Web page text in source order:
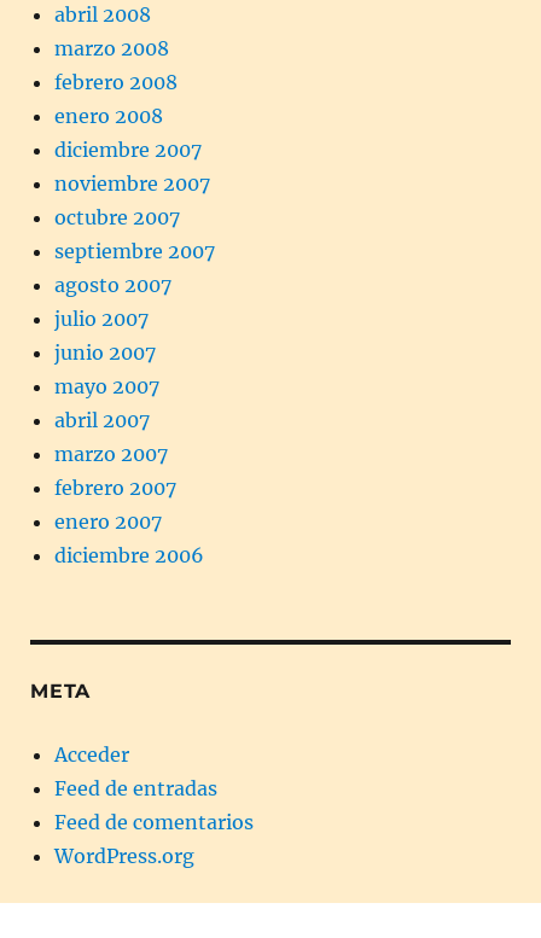
abril 2008
marzo 2008
febrero 2008
enero 2008
diciembre 2007
noviembre 2007
octubre 2007
septiembre 2007
agosto 2007
julio 2007
junio 2007
mayo 2007
abril 2007
marzo 2007
febrero 2007
enero 2007
diciembre 2006
META
Acceder
Feed de entradas
Feed de comentarios
WordPress.org